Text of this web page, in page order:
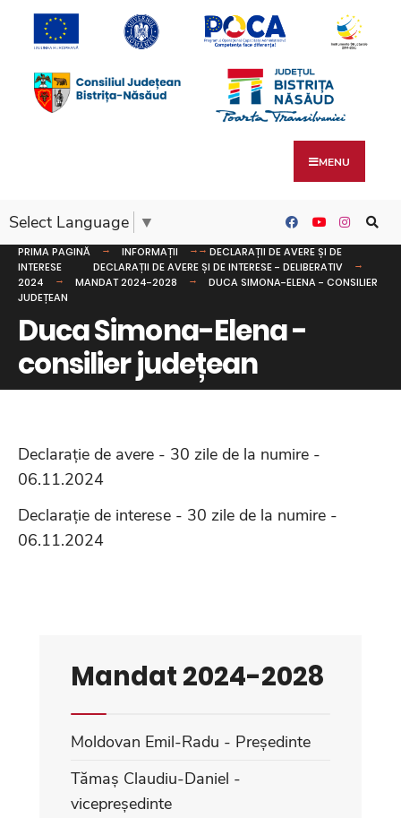
MENU
Select Language ▼
PRIMA PAGINĂ INFORMAȚII
DECLARAȚII DE AVERE ȘI DE
INTERESE
DECLARAȚII DE AVERE ȘI DE INTERESE - DELIBERATIV
2024
MANDAT 2024-2028
DUCA SIMONA-ELENA - CONSILIER
JUDEȚEAN
Duca Simona-Elena -
consilier județean
Declarație de avere - 30 zile de la numire -
06.11.2024
Declarație de interese - 30 zile de la numire -
06.11.2024
Mandat 2024-2028
Moldovan Emil-Radu - Președinte
Tămaș Claudiu-Daniel -
vicepreședinte